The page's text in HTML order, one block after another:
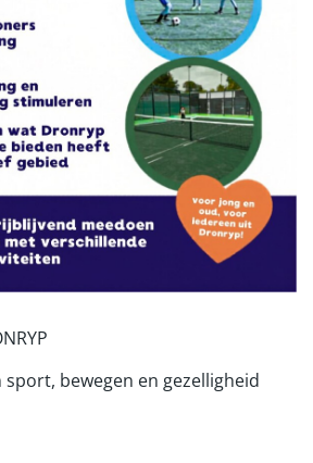
bewegen en gezelligheid